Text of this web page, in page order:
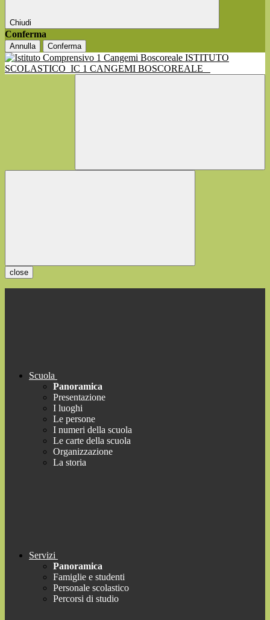
Chiudi
Conferma
Annulla Conferma
ISTITUTO
SCOLASTICO IC 1 CANGEMI BOSCOREALE
close
Scuola
Panoramica
Presentazione
I luoghi
Le persone
I numeri della scuola
Le carte della scuola
Organizzazione
La storia
Servizi
Panoramica
Famiglie e studenti
Personale scolastico
Percorsi di studio